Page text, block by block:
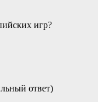
игр?
ответ)